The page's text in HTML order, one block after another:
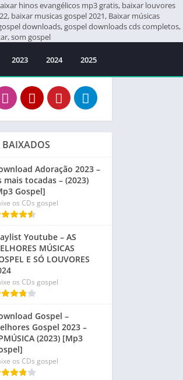
hinos evangélicos mp3 gratis, baixar louvores
baixar musicas gospel 2021, Baixar músicas
downloads, gospel downloads cds completos,
som gospel
2023 2024 2025
Adoração 2023 –
mais tocadas – (2023)
Gospel]
os CDs gospel
Youtube – AS
MÚSICAS
E SÓ LOUVORES
os CDs gospel
Gospel –
Gospel 2023 –
(2023) [Mp3
os CDs gospel